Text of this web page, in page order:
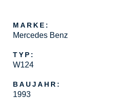
MARKE:
Mercedes Benz
TYP:
W124
BAUJAHR:
1993